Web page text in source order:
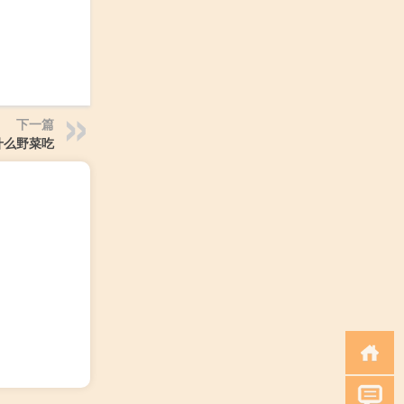
下一篇
野菜吃